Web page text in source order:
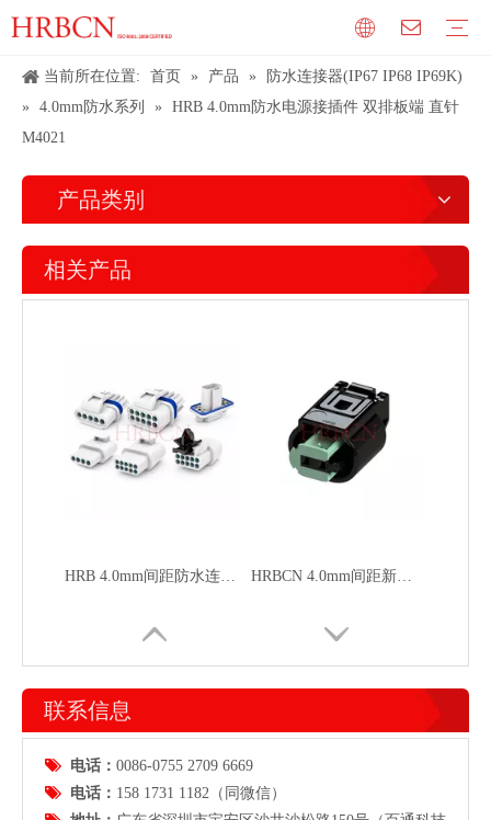
当前所在位置: 首页 » 产品 »
防水连接器(IP67 IP68 IP69K)
»
4.0mm防水系列 »
HRB 4.0mm防水电源接插件 双排板端 直针
M4021
产品类别
相关产品
HRB 4.0mm间距防水连接器 IP67 防尘防水 大电流15A 线对线板端工业连接器 HRBCN 4.0mm间距新能源汽车防水连接器A-M4025-2-G-B
联系信息
 电话： 0086-0755 2709 6669
 电话： 158 1731 1182（同微信）